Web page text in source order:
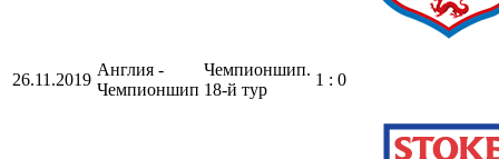
26.11.2019
Англия -
Чемпионшип
Чемпионшип.
18-й тур
1 : 0